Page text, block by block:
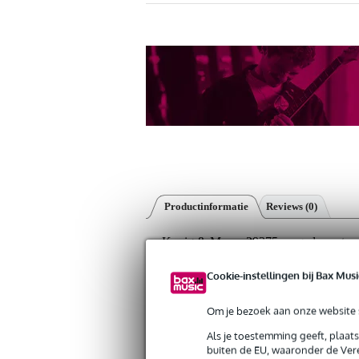
Cookie-instellingen bij Bax
Om je bezoek aan onze
Als je toestemming geeft,
buiten de EU, waaronder de
Productinformatie Reviews (0)
Konig & Meyer 29375
Servicebelofte
Bax Music Garantie: Op dit product
Op dit product krijg je 5 jaar Bax Music